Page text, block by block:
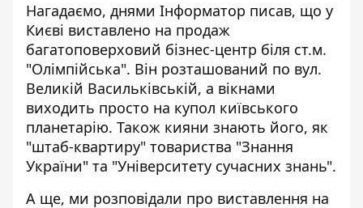
Нагадаємо, днями Інформатор писав, що у
Києві виставлено на продаж
багатоповерховий бізнес-центр біля ст.м.
"Олімпійська". Він розташований по вул.
Великій Васильківській, а вікнами
виходить просто на купол київського
планетарію. Також кияни знають його, як
"штаб-квартиру" товариства "Знання
України" та "Університету сучасних знань".
А ще, ми розповідали про виставлення на